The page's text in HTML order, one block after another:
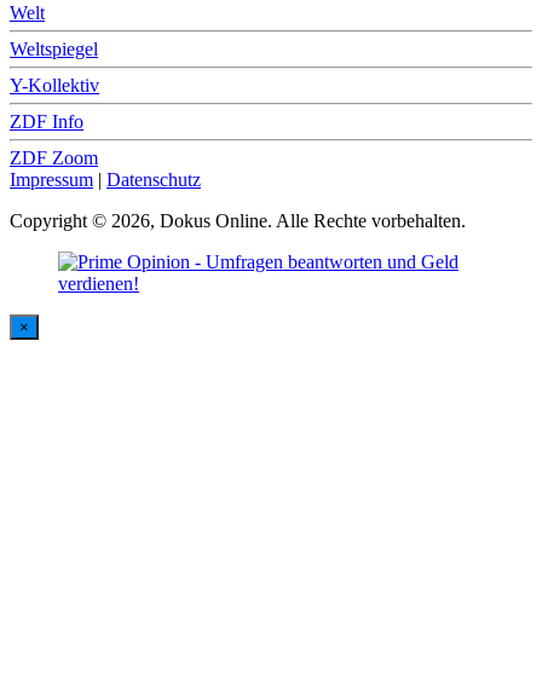
Welt
Weltspiegel
Y-Kollektiv
ZDF Info
ZDF Zoom
Impressum | Datenschutz
Copyright © 2026, Dokus Online. Alle Rechte vorbehalten.
×